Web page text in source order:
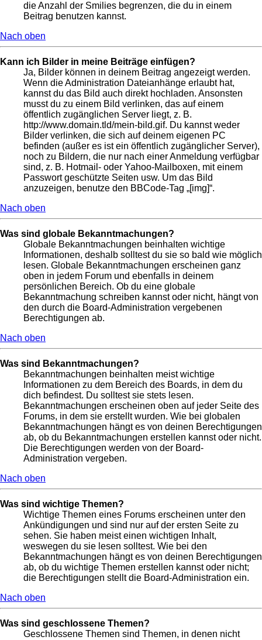
die Anzahl der Smilies begrenzen, die du in einem
Beitrag benutzen kannst.
Nach oben
Kann ich Bilder in meine Beiträge einfügen?
Ja, Bilder können in deinem Beitrag angezeigt werden.
Wenn die Administration Dateianhänge erlaubt hat,
kannst du das Bild auch direkt hochladen. Ansonsten
musst du zu einem Bild verlinken, das auf einem
öffentlich zugänglichen Server liegt, z. B.
http://www.domain.tld/mein-bild.gif. Du kannst weder
Bilder verlinken, die sich auf deinem eigenen PC
befinden (außer es ist ein öffentlich zugänglicher Server),
noch zu Bildern, die nur nach einer Anmeldung verfügbar
sind, z. B. Hotmail- oder Yahoo-Mailboxen, mit einem
Passwort geschützte Seiten usw. Um das Bild
anzuzeigen, benutze den BBCode-Tag „[img]“.
Nach oben
Was sind globale Bekanntmachungen?
Globale Bekanntmachungen beinhalten wichtige
Informationen, deshalb solltest du sie so bald wie möglich
lesen. Globale Bekanntmachungen erscheinen ganz
oben in jedem Forum und ebenfalls in deinem
persönlichen Bereich. Ob du eine globale
Bekanntmachung schreiben kannst oder nicht, hängt von
den durch die Board-Administration vergebenen
Berechtigungen ab.
Nach oben
Was sind Bekanntmachungen?
Bekanntmachungen beinhalten meist wichtige
Informationen zu dem Bereich des Boards, in dem du
dich befindest. Du solltest sie stets lesen.
Bekanntmachungen erscheinen oben auf jeder Seite des
Forums, in dem sie erstellt wurden. Wie bei globalen
Bekanntmachungen hängt es von deinen Berechtigungen
ab, ob du Bekanntmachungen erstellen kannst oder nicht.
Die Berechtigungen werden von der Board-
Administration vergeben.
Nach oben
Was sind wichtige Themen?
Wichtige Themen eines Forums erscheinen unter den
Ankündigungen und sind nur auf der ersten Seite zu
sehen. Sie haben meist einen wichtigen Inhalt,
weswegen du sie lesen solltest. Wie bei den
Bekanntmachungen hängt es von deinen Berechtigungen
ab, ob du wichtige Themen erstellen kannst oder nicht;
die Berechtigungen stellt die Board-Administration ein.
Nach oben
Was sind geschlossene Themen?
Geschlossene Themen sind Themen, in denen nicht